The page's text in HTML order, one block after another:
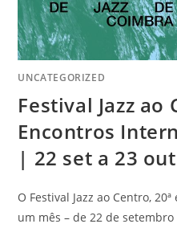
UNCATEGORIZED
Festival Jazz ao
Encontros
| 22 set a 23 out
O Festival Jazz ao Centro,
um mês – de 22 de